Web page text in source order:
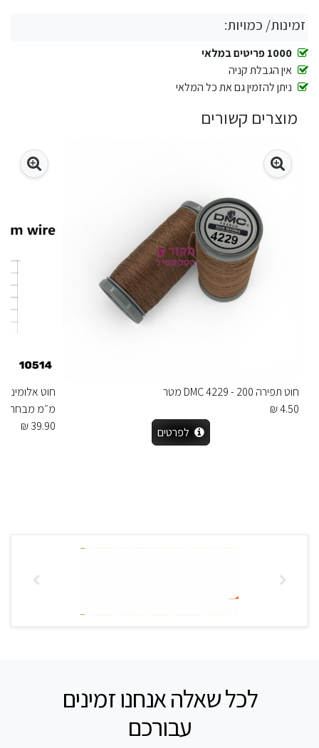
זמינות/ כמויות:
1000 פריטים במלאי
אין הגבלת קניה
ניתן להזמין גם את כל המלאי
מוצרים קשורים
חוט תפירה DMC 4229 - 200 מטר
4.50 ₪
לפרטים
מ״מ מבחר
39.90 ₪
לכל שאלה אנחנו זמינים
עבורכם